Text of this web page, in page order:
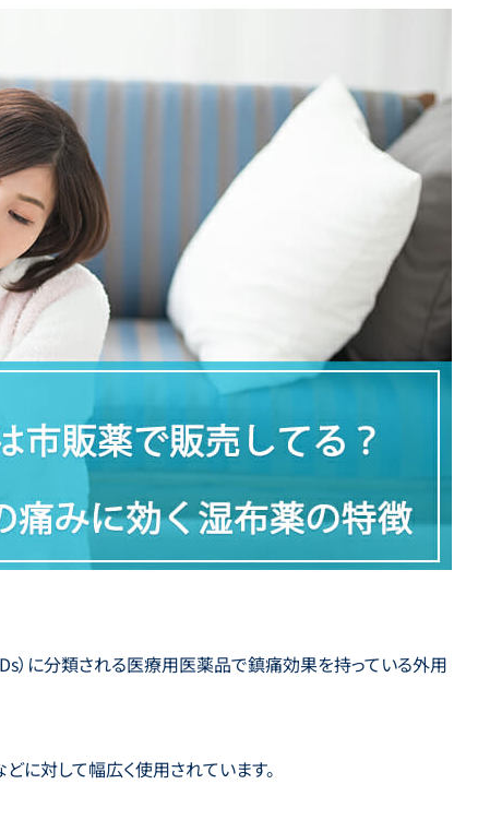
）に分類される医療用医薬品で鎮痛効果を持っている外用
に対して幅広く使用されています。